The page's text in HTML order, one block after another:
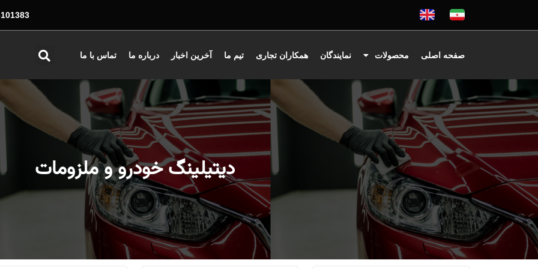
- 026
صفحه اصلی محصولات نمایندگان همکاران تجاری تیم ما آخرین اخبار درباره ما تماس با ما
دیتیلینگ خودرو و ملزومات